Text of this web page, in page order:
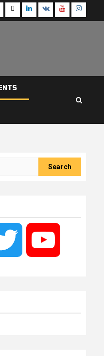
TwitterLinkedin
VK Youtube
Twitter